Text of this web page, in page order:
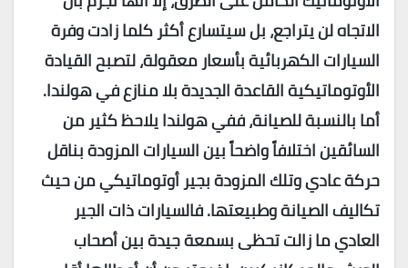
الاتجاه لن يتراجع، بل سيتسارع أكثر كلما زادت وفرة
السيارات الكهربائية بأسعار معقولة، لتصبح القيادة
الأوتوماتيكية القاعدة الجديدة بلا منازع في هولندا.
أما بالنسبة للصيانة، ففي هولندا يلاحظ كثير من
السائقين اختلافاً واضحاً بين السيارات المزودة بناقل
حركة عادي وتلك المزودة بجير أوتوماتيكي من حيث
تكاليف الصيانة وطبيعتها. فالسيارات ذات الجير
العادي ما زالت تحظى بسمعة جيدة بين أصحاب